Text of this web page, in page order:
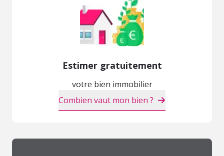
Estimer gratuitement
votre bien immobilier
Combien vaut mon bien ?